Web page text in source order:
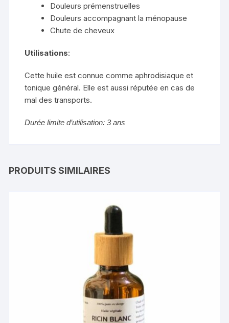
Douleurs prémenstruelles
Douleurs accompagnant la ménopause
Chute de cheveux
Utilisations:
Cette huile est connue comme aphrodisiaque et
tonique général. Elle est aussi réputée en cas de
mal des transports.
Durée limite d’utilisation: 3 ans
PRODUITS SIMILAIRES